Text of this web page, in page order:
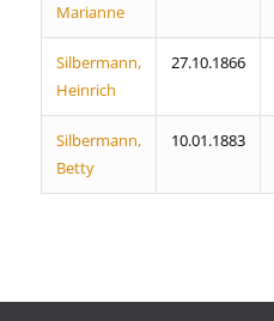
Marianne
Silbermann,
Heinrich
27.10.1866
Silbermann,
Betty
10.01.1883